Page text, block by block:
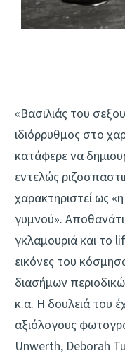
«Βασιλιάς του
ιδιόρρυθμος στο
κατάφερε να
εντελώς
χαρακτηριστεί ως
γυμνού».
γκλαμουριά και το
εικόνες του
διασήμων
κ.α. Η δουλειά του
αξιόλογους
Unwerth, Deborah